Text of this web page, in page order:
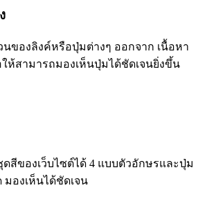
นของลิงค์หรือปุ่มต่างๆ ออกจาก เนื้อหา
ให้สามารถมองเห็นปุ่มได้ชัดเจนยิ่งขึ้น
สีของเว็บไซต์ได้ 4 แบบตัวอักษรและปุ่ม
องเห็นได้ชัดเจน